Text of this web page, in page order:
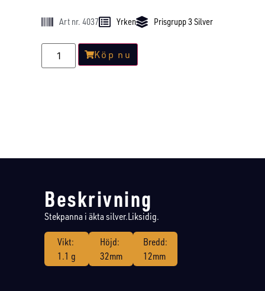
Art nr. 4037 Yrken Prisgrupp 3 Silver
Köp nu
Beskrivning
Stekpanna i äkta silver.Liksidig.
Vikt:
1.1 g
Höjd:
32mm
Bredd:
12mm